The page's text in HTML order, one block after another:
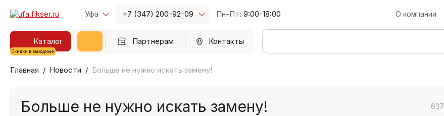
Уфа +7 (347) 200-92-09 Пн-Пт: 9:00-18:00 О компании
Каталог
Скидки в выходные
Партнерам Контакты
Главная Новости Больше не нужно искать замену!
Больше не нужно искать замену! 637